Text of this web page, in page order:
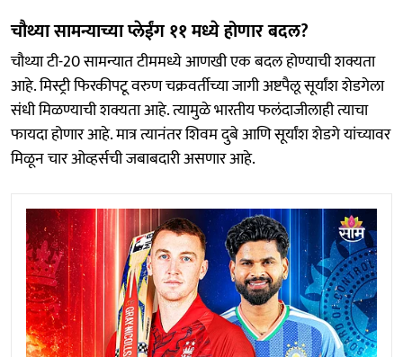
चौथ्या सामन्याच्या प्लेईंग ११ मध्ये होणार बदल?
चौथ्या टी-20 सामन्यात टीममध्ये आणखी एक बदल होण्याची शक्यता
आहे. मिस्ट्री फिरकीपटू वरुण चक्रवर्तीच्या जागी अष्टपैलू सूर्यांश शेडगेला
संधी मिळण्याची शक्यता आहे. त्यामुळे भारतीय फलंदाजीलाही त्याचा
फायदा होणार आहे. मात्र त्यानंतर शिवम दुबे आणि सूर्यांश शेडगे यांच्यावर
मिळून चार ओव्हर्सची जबाबदारी असणार आहे.